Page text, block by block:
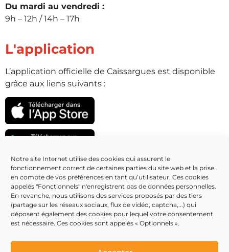
Notre site Internet utilise des cookies qui assurent le
fonctionnement correct de certaines parties du site web et la prise
en compte de vos préférences en tant qu’utilisateur. Ces cookies
appelés "Fonctionnels" n'enregistrent pas de données personnelles.
En revanche, nous utilisons des services proposés par des tiers
(partage sur les réseaux sociaux, flux de vidéo, captcha,...) qui
déposent également des cookies pour lequel votre consentement
est nécessaire. Ces cookies sont appelés « Optionnels ».
Du mardi au vendredi :
9h – 12h / 14h – 17h
L'application
L’application officielle de Caissargues est disponible
grâce aux liens suivants :
Partenaires